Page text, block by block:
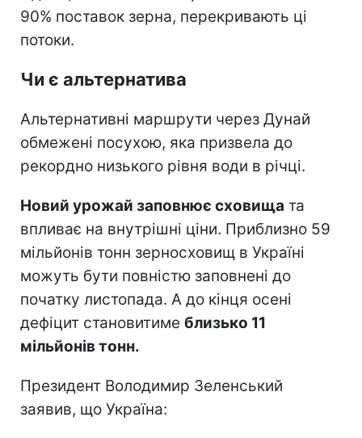
90% поставок зерна, перекривають ці
потоки.
Чи є альтернатива
Альтернативні маршрути через Дунай
обмежені посухою, яка призвела до
рекордно низького рівня води в річці.
Новий урожай заповнює сховища та
впливає на внутрішні ціни. Приблизно 59
мільйонів тонн зерносховищ в Україні
можуть бути повністю заповнені до
початку листопада. А до кінця осені
дефіцит становитиме близько 11
мільйонів тонн.
Президент Володимир Зеленський
заявив, що Україна: